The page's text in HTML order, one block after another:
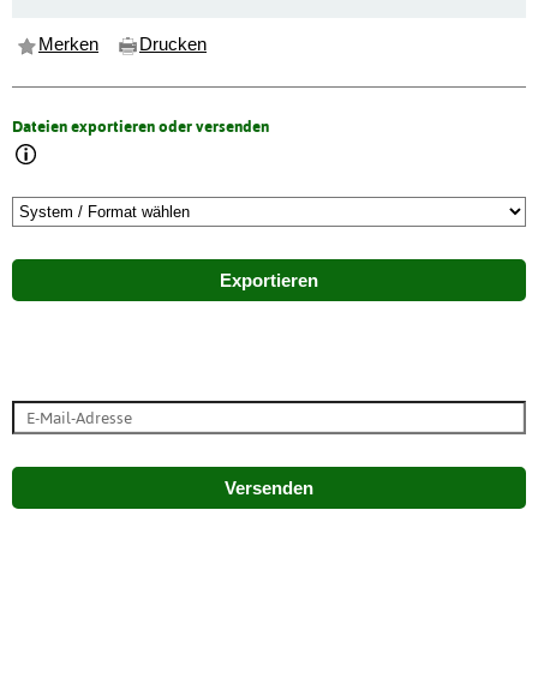
Merken Drucken
Dateien exportieren oder versenden
Exportieren
Versenden